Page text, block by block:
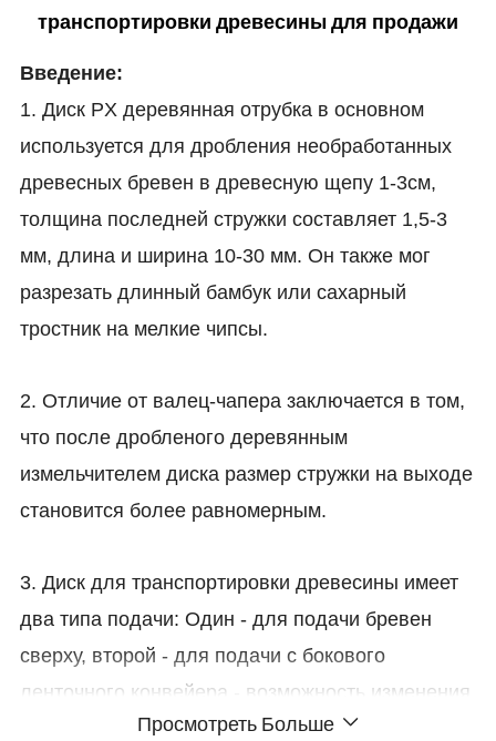
транспортировки древесины для продажи
Введение:
1. Диск PX деревянная отрубка в основном
используется для дробления необработанных
древесных бревен в древесную щепу 1-3см,
толщина последней стружки составляет 1,5-3
мм, длина и ширина 10-30 мм. Он также мог
разрезать длинный бамбук или сахарный
тростник на мелкие чипсы.
2. Отличие от валец-чапера заключается в том,
что после дробленого деревянным
измельчителем диска размер стружки на выходе
становится более равномерным.
3. Диск для транспортировки древесины имеет
два типа подачи: Один - для подачи бревен
сверху, второй - для подачи с бокового
ленточного конвейера - возможность изменения
скорости подачи бревен.
Просмотреть Больше